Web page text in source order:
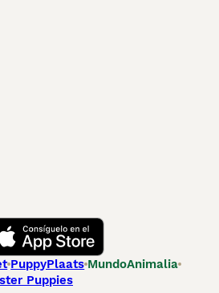
PuppyPlaats MundoAnimalia
Puppies